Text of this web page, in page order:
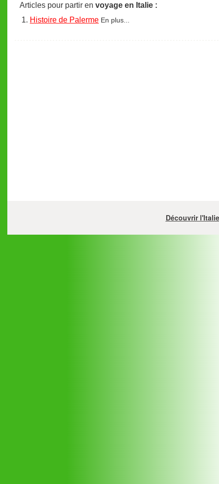
Articles pour partir en voyage en Italie :
Histoire de Palerme En plus...
Découvrir